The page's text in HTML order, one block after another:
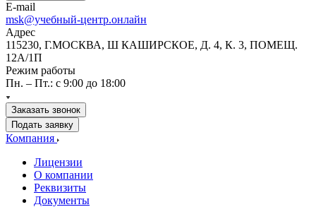
E-mail
msk@учебный-центр.онлайн
Адрес
115230, Г.МОСКВА, Ш КАШИРСКОЕ, Д. 4, К. 3, ПОМЕЩ.
12А/1П
Режим работы
Пн. – Пт.: с 9:00 до 18:00
Заказать звонок
Подать заявку
Компания
Лицензии
О компании
Реквизиты
Документы